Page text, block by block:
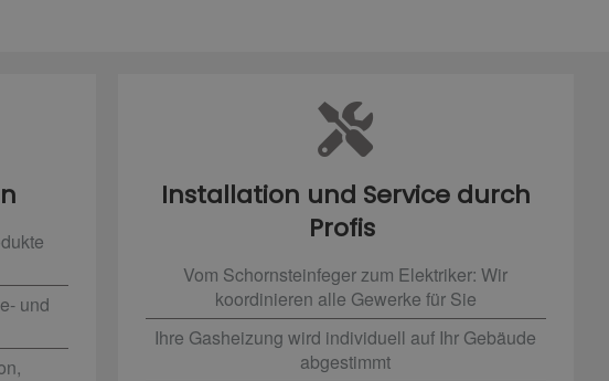
und
Installation und Service durch
Profis
Vom Schornsteinfeger zum Elektriker: Wir
koordinieren alle Gewerke für Sie
Ihre Gasheizung wird individuell auf Ihr Gebäude
abgestimmt